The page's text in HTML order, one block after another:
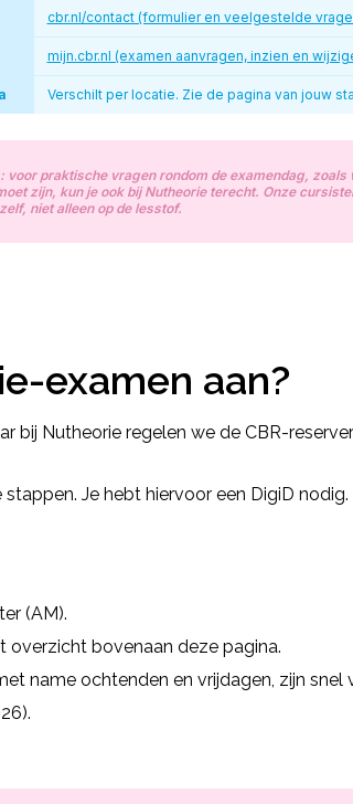
cbr.nl/contact (formulier en veelgestelde
mijn.cbr.nl (examen aanvragen, inzien en
Verschilt per locatie. Zie de pagina van jouw
voor praktische vragen rondom de examendag, zoals
zijn, kun je ook bij Nutheorie terecht. Onze
niet alleen op de lesstof.
examen aan?
bij Nutheorie regelen we de CBR-
Je hebt hiervoor een DigiD nodig.
(AM).
overzicht bovenaan deze pagina.
name ochtenden en vrijdagen, zijn snel